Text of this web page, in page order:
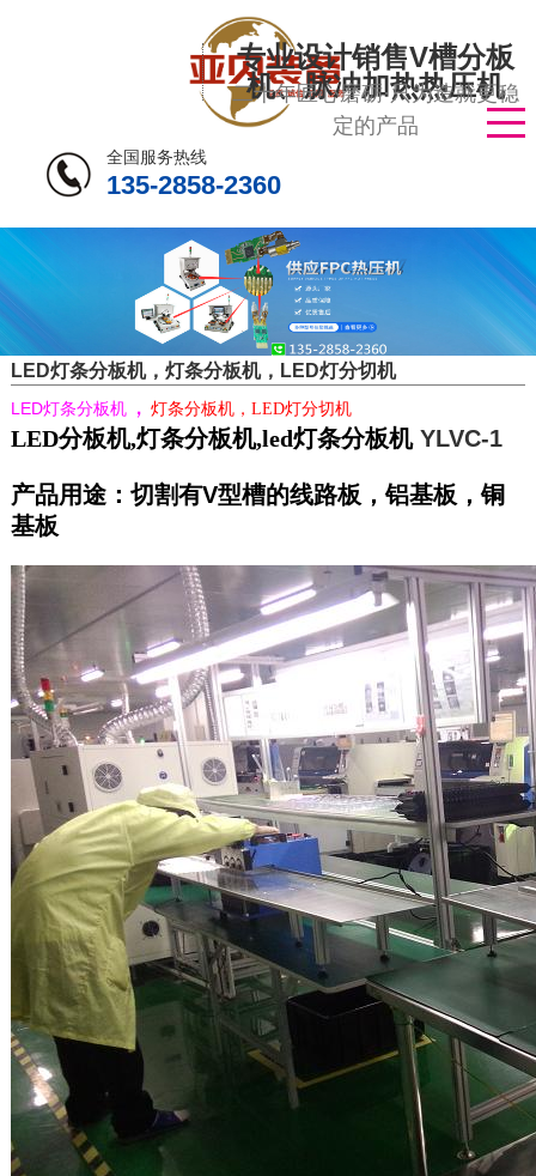
专业设计销售V槽分板
机、脉冲加热热压机
二十年匠心磨砺·只为造就更稳
定的产品
全国服务热线
135-2858-2360
LED灯条分板机，灯条分板机，LED灯分切机
LED灯条分板机， 灯条分板机， LED灯分切机
LED分板机,灯条分板机,led灯条分板机 YLVC-1
产品用途：切割有V型槽的线路板，铝基板，铜
基板